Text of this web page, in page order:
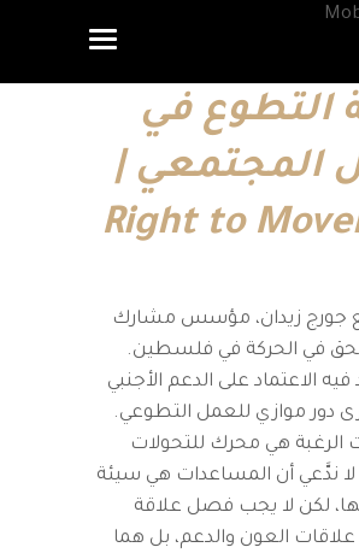
التطوع في
المجتمعي |
Right to
جورج زيدان، مؤسس مشارك
في الحركة في فلسطين.
الاعتماد على الدعم الأجنبي
دور موازي للعمل التطوعي.
الرغبة هي محرك للتحولات
لا ندَّعي أن المساعدات هي سيئة
لكن لا يجب فصل علاقة
العون والدعم، بل هما